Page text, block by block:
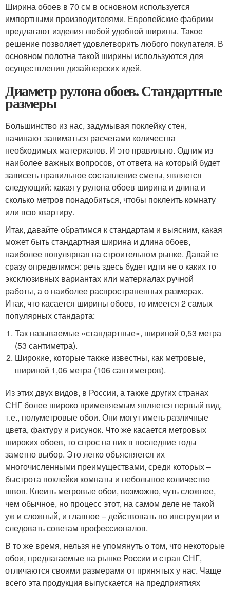
Ширина обоев в 70 см в основном используется
импортными производителями. Европейские фабрики
предлагают изделия любой удобной ширины. Такое
решение позволяет удовлетворить любого покупателя. В
основном полотна такой ширины используются для
осуществления дизайнерских идей.
Диаметр рулона обоев. Стандартные
размеры
Большинство из нас, задумывая поклейку стен,
начинают заниматься расчетами количества
необходимых материалов. И это правильно. Одним из
наиболее важных вопросов, от ответа на который будет
зависеть правильное составление сметы, является
следующий: какая у рулона обоев ширина и длина и
сколько метров понадобиться, чтобы поклеить комнату
или всю квартиру.
Итак, давайте обратимся к стандартам и выясним, какая
может быть стандартная ширина и длина обоев,
наиболее популярная на строительном рынке. Давайте
сразу определимся: речь здесь будет идти не о каких то
эксклюзивных вариантах или материалах ручной
работы, а о наиболее распространенных размерах.
Итак, что касается ширины обоев, то имеется 2 самых
популярных стандарта:
Так называемые «стандартные», шириной 0,53 метра
(53 сантиметра).
Широкие, которые также известны, как метровые,
шириной 1,06 метра (106 сантиметров).
Из этих двух видов, в России, а также других странах
СНГ более широко применяемым является первый вид,
т.е., полуметровые обои. Они могут иметь различные
цвета, фактуру и рисунок. Что же касается метровых
широких обоев, то спрос на них в последние годы
заметно выбор. Это легко объясняется их
многочисленными преимуществами, среди которых –
быстрота поклейки комнаты и небольшое количество
швов. Клеить метровые обои, возможно, чуть сложнее,
чем обычное, но процесс этот, на самом деле не такой
уж и сложный, и главное – действовать по инструкции и
следовать советам профессионалов.
В то же время, нельзя не упомянуть о том, что некоторые
обои, предлагаемые на рынке России и стран СНГ,
отличаются своими размерами от принятых у нас. Чаще
всего эта продукция выпускается на предприятиях